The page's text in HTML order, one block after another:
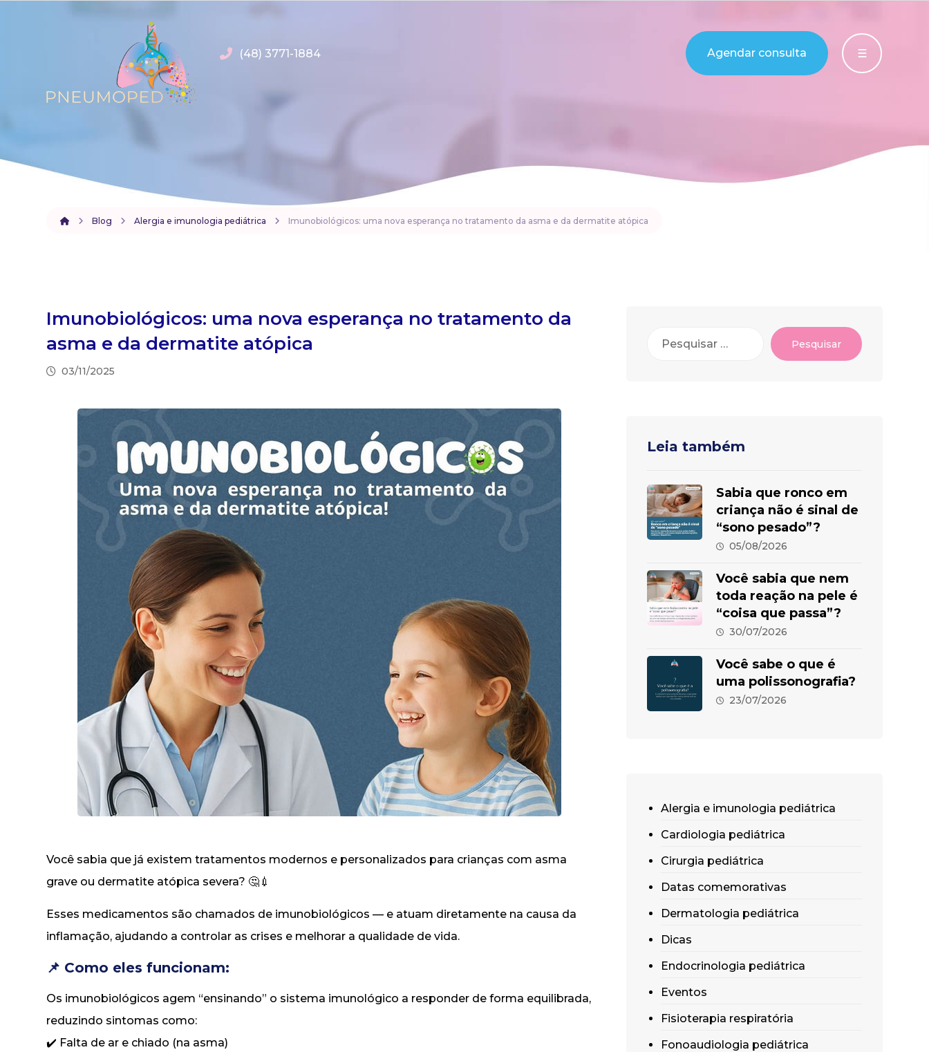
(48) 3771-1884 Agendar consulta
Blog Alergia e imunologia pediátrica Imunobiológicos: uma nova esperança no tratamento da asma e da dermatite atópica
Imunobiológicos: uma nova esperança no tratamento da
asma e da dermatite atópica
03/11/2025
Você sabia que já existem tratamentos modernos e personalizados para crianças com asma
grave ou dermatite atópica severa? 🤔💉
Esses medicamentos são chamados de imunobiológicos — e atuam diretamente na causa da
inflamação, ajudando a controlar as crises e melhorar a qualidade de vida.
📌 Como eles funcionam:
Os imunobiológicos agem “ensinando” o sistema imunológico a responder de forma equilibrada,
reduzindo sintomas como:
✔️ Falta de ar e chiado (na asma)
Pesquisar
Leia também
Sabia que ronco em
criança não é sinal de
“sono pesado”?
05/08/2026
Você sabia que nem
toda reação na pele é
“coisa que passa”?
30/07/2026
Você sabe o que é
uma polissonografia?
23/07/2026
Alergia e imunologia pediátrica
Cardiologia pediátrica
Cirurgia pediátrica
Datas comemorativas
Dermatologia pediátrica
Dicas
Endocrinologia pediátrica
Eventos
Fisioterapia respiratória
Fonoaudiologia pediátrica